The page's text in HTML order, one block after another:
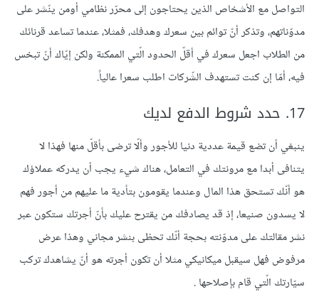
التواصل مع الأشخاص الذين يحتاجون إلى محرّر نظامي أومن ينّشر على
مدوّناتهم، وتذكر أنّ توائم بين سعرك وهدفك، فمثلا، عندما تساعد قرنائك
من الطلاب اجعل سعرك في أقلّ الحدود الّتي الممكنة ولكن إيّاك أنّ تبخس
فيه، أمّا إن كنت تستهدف الشّركات اطلب سعرا عالياً.
17. حدد شروط الدفع لديك
ينبغي أن تضع قيمة عددية دنيا للأجور وألّا ترضى بأقلّ منها فهذا لا
يتنافى أبدا مع مرونتك في التعامل، هناك شيء يجب أن يدركه عملاؤك
هو أنّك تستحق هذا المال وعندما يقومون بتأدية ما عليهم من أجور فهم
لا يسدون صنيعا، إذ قد يصادفك من يقترح عليك بأنّ أجرتك ستكون عبر
نشر مقالتك على مدوّنته بحجة أنّك تحظى بنشر مجاني وهذا عرض
مرفوض فهل سيقبل ميكانيكي مثلا أن تكون أجرته هو أنّ يشاهدك تركب
سيّارتك الّتي قام بإصلاحها .